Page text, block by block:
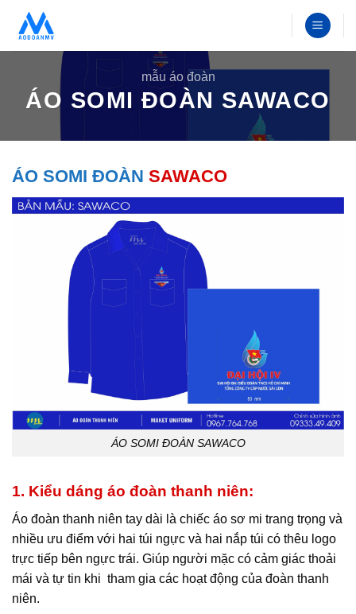
qua
nội
mẫu áo đoàn
ÁO SOMI ĐOÀN SAWACO
ÁO SOMI ĐOÀN SAWACO
ÁO SOMI ĐOÀN SAWACO
1. Kiểu dáng áo đoàn thanh niên:
Áo đoàn thanh niên tay dài là chiếc áo sơ mi trang trọng và
nhiều ưu điểm với hai túi ngực và hai nắp túi có thêu logo
trực tiếp bên ngực trái. Giúp người mặc có cảm giác thoải
mái và tự tin khi tham gia các hoạt động của đoàn thanh
niên.